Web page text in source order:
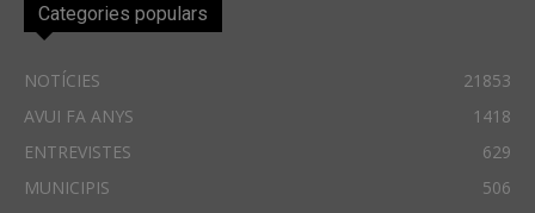
Categories populars
NOTÍCIES
21853
AVUI FA ANYS
1418
ENTREVISTES
629
MUNICIPIS
506